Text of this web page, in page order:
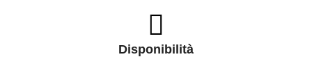
Disponibilità